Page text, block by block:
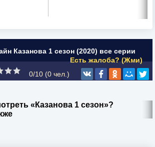
Казанова 1 сезон (2020) все серии
Есть жалоба? (Жми)
0/10 (0 чел.)
«Казанова 1 сезон»?